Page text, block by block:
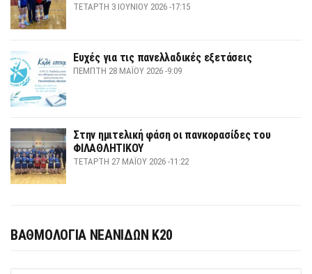
ΤΕΤΆΡΤΗ 3 ΙΟΥΝΊΟΥ 2026 -17:15
Ευχές για τις πανελλαδικές εξετάσεις
ΠΈΜΠΤΗ 28 ΜΑΪ́ΟΥ 2026 -9:09
Στην ημιτελική φάση οι πανκορασίδες του
ΦΙΛΑΘΛΗΤΙΚΟΥ
ΤΕΤΆΡΤΗ 27 ΜΑΪ́ΟΥ 2026 -11:22
ΒΑΘΜΟΛΟΓΙΑ ΝΕΑΝΙΔΩΝ Κ20